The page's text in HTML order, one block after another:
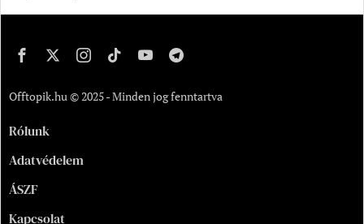
Offtopik.hu © 2025 - Minden jog fenntartva
Rólunk
Adatvédelem
ÁSZF
Kapcsolat